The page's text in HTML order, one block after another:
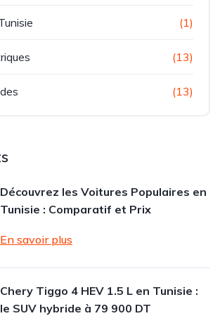
(1)
(13)
(13)
Découvrez les Voitures Populaires en
Tunisie : Comparatif et Prix
En savoir plus
Chery Tiggo 4 HEV 1.5 L en Tunisie :
le SUV hybride à 79 900 DT